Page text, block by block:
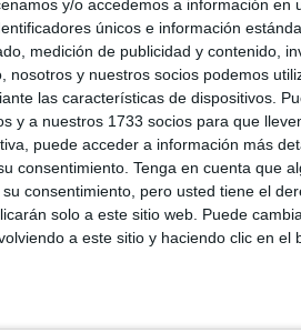
y/o accedemos a información en
únicos e información
medición de publicidad y contenido,
nosotros y nuestros socios podemos
las características de dispositivos.
y a nuestros 1733 socios para que
puede acceder a información más
consentimiento. Tenga en cuenta que
consentimiento, pero usted tiene el
solo a este sitio web. Puede
a este sitio y haciendo clic en el
El Faro de Ceutaparacaptar todos
ningún detalle de estos bautizos.
de celebración y unión!
impresa de este domingo 8 de
durante la mañana de este
marcado por tantísima felicidad
complementa con el digital que